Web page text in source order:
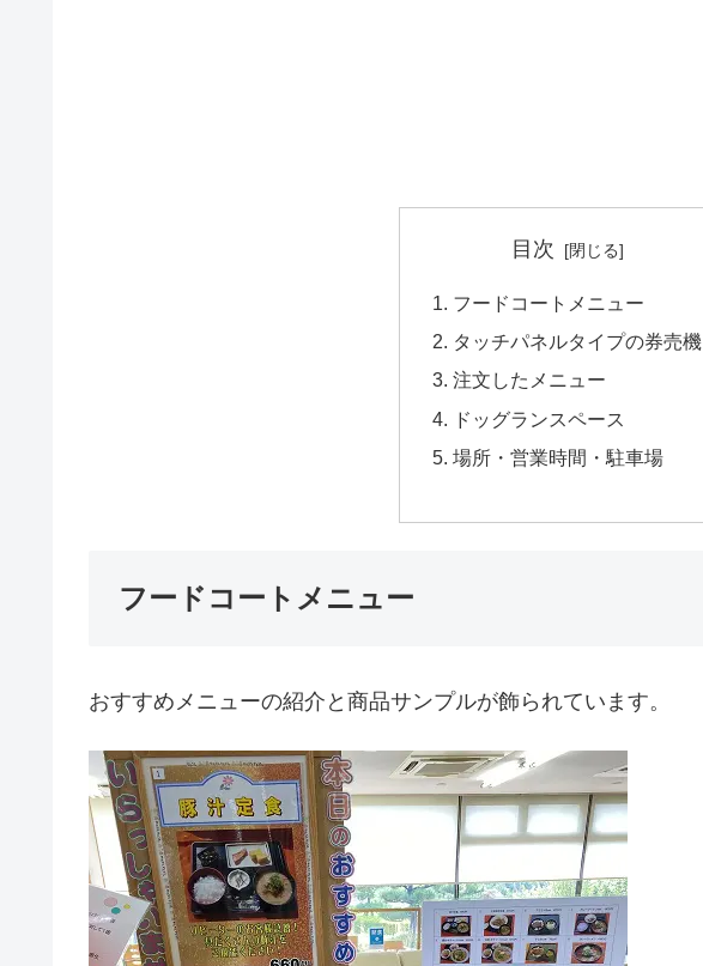
目次
フードコートメニュー
タッチパネルタイプの券売機
注文したメニュー
ドッグランスペース
場所・営業時間・駐車場
フードコートメニュー
おすすめメニューの紹介と商品サンプルが飾られています。